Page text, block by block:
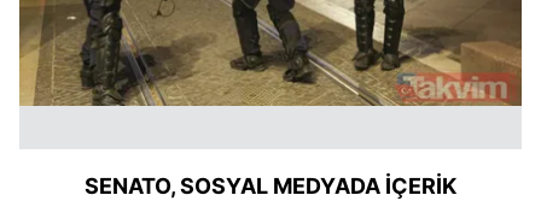
SENATO, SOSYAL MEDYADA İÇERİK